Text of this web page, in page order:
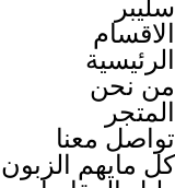
سليبر
الاقسام
الرئيسية
من نحن
المتجر
تواصل معنا
كل مايهم الزبون